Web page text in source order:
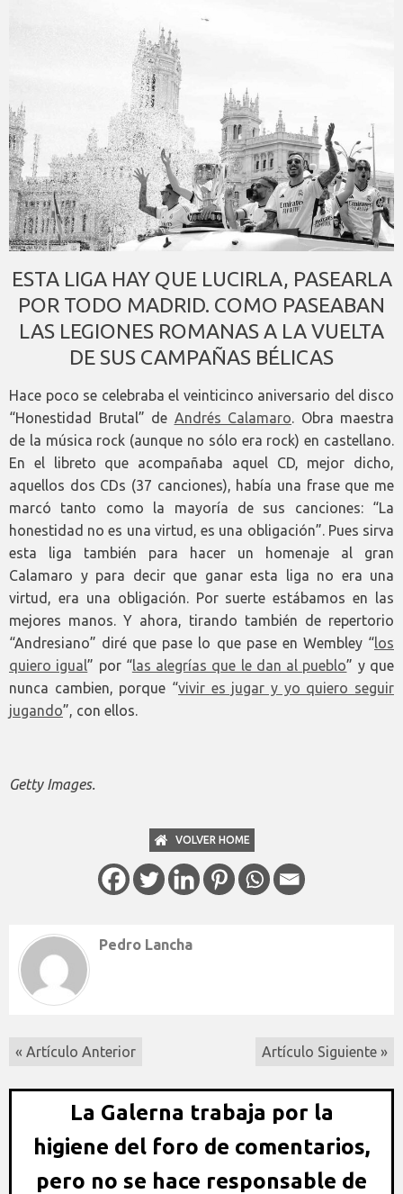
ESTA LIGA HAY QUE LUCIRLA, PASEARLA
POR TODO MADRID. COMO PASEABAN
LAS LEGIONES ROMANAS A LA VUELTA
DE SUS CAMPAÑAS BÉLICAS
Hace poco se celebraba el veinticinco aniversario del disco
“Honestidad Brutal” de Andrés Calamaro. Obra maestra
de la música rock (aunque no sólo era rock) en castellano.
En el libreto que acompañaba aquel CD, mejor dicho,
aquellos dos CDs (37 canciones), había una frase que me
marcó tanto como la mayoría de sus canciones: “La
honestidad no es una virtud, es una obligación”. Pues sirva
esta liga también para hacer un homenaje al gran
Calamaro y para decir que ganar esta liga no era una
virtud, era una obligación. Por suerte estábamos en las
mejores manos. Y ahora, tirando también de repertorio
“Andresiano” diré que pase lo que pase en Wembley “los
quiero igual” por “las alegrías que le dan al pueblo” y que
nunca cambien, porque “vivir es jugar y yo quiero seguir
jugando”, con ellos.
Getty Images.
VOLVER HOME
Pedro Lancha
« Artículo Anterior Artículo Siguiente »
La Galerna trabaja por la
higiene del foro de comentarios,
pero no se hace responsable de